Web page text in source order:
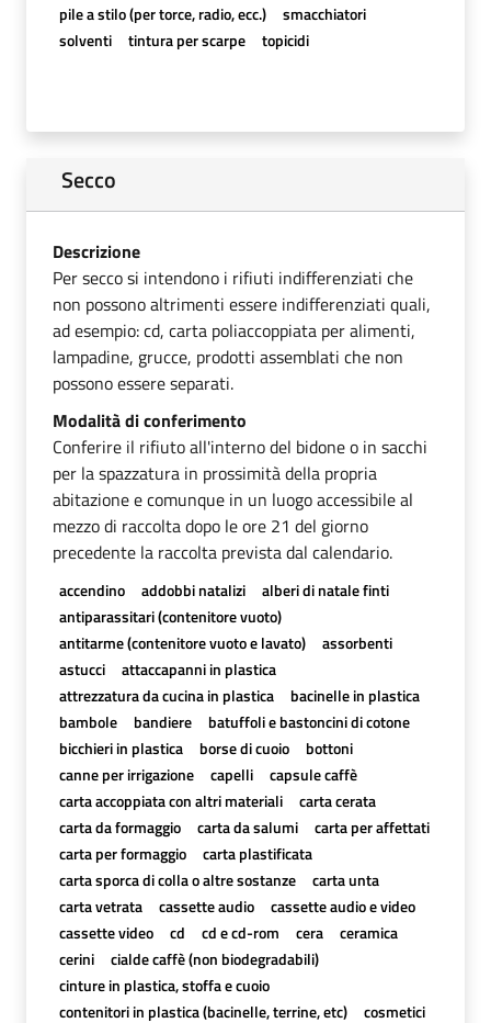
pile a stilo (per torce, radio, ecc.)
smacchiatori
solventi
tintura per scarpe topicidi
Secco
Descrizione
Per secco si intendono i rifiuti indifferenziati che
non possono altrimenti essere indifferenziati quali,
ad esempio: cd, carta poliaccoppiata per alimenti,
lampadine, grucce, prodotti assemblati che non
possono essere separati.
Modalità di conferimento
Conferire il rifiuto all'interno del bidone o in sacchi
per la spazzatura in prossimità della propria
abitazione e comunque in un luogo accessibile al
mezzo di raccolta dopo le ore 21 del giorno
precedente la raccolta prevista dal calendario.
accendino addobbi natalizi
alberi di natale finti
antiparassitari (contenitore vuoto)
antitarme (contenitore vuoto e lavato)
assorbenti
astucci
attaccapanni in plastica
attrezzatura da cucina in plastica
bacinelle in plastica
bambole
bandiere
batuffoli e bastoncini di cotone
bicchieri in plastica
borse di cuoio
bottoni
canne per irrigazione
capelli
capsule caffè
carta accoppiata con altri materiali
carta cerata
carta da formaggio
carta da salumi
carta per affettati
carta per formaggio
carta plastificata
carta sporca di colla o altre sostanze
carta unta
carta vetrata
cassette audio
cassette audio e video
cassette video
cd cd e cd-rom cera
ceramica
cerini
cialde caffè (non biodegradabili)
cinture in plastica, stoffa e cuoio
contenitori in plastica (bacinelle, terrine, etc)
cosmetici